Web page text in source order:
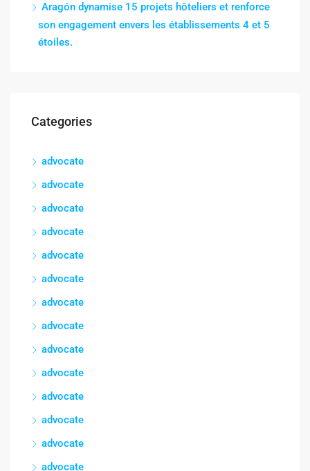
Aragón dynamise 15 projets hôteliers et renforce
son engagement envers les établissements 4 et 5
étoiles.
Categories
advocate
advocate
advocate
advocate
advocate
advocate
advocate
advocate
advocate
advocate
advocate
advocate
advocate
advocate